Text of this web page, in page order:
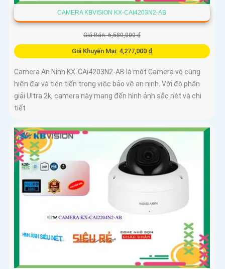
CAMERA KBVISION KX-CAI4203N2-AB
Giá Bán: 6,580,000 ₫
Giá Khuyến Mại: 4,277,000 ₫
Camera An Ninh KX-CAi4203N2-AB là một Camera vô cùng
hiện đại và tiên tiến trong việc bảo vệ an ninh. Với độ phân
giải Ultra 2k, camera này mang đến hình ảnh sắc nét và chi
tiết